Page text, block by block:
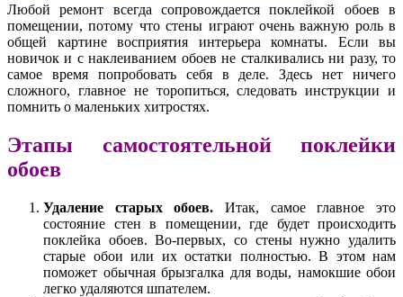
Любой ремонт всегда сопровождается поклейкой обоев в
помещении, потому что стены играют очень важную роль в
общей картине восприятия интерьера комнаты. Если вы
новичок и с наклеиванием обоев не сталкивались ни разу, то
самое время попробовать себя в деле. Здесь нет ничего
сложного, главное не торопиться, следовать инструкции и
помнить о маленьких хитростях.
Этапы самостоятельной поклейки
обоев
Удаление старых обоев. Итак, самое главное это
состояние стен в помещении, где будет происходить
поклейка обоев. Во-первых, со стены нужно удалить
старые обои или их остатки полностью. В этом нам
поможет обычная брызгалка для воды, намокшие обои
легко удаляются шпателем.